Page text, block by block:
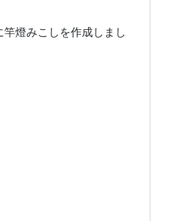
燈みこしを作成しまし